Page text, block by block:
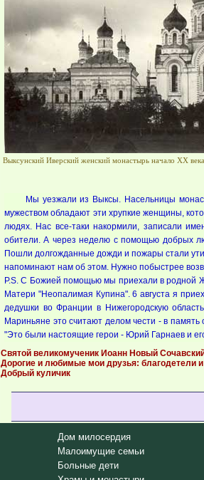
Выксунский Иверский женский монастырь начало XX
Мы уезжали из Выксы. Насельницы
мужеством обладают эти хрупкие женщины,
людях. Нас все-таки накормили, записали
обители. А через неделю с помощью добрых
Пошли долгожданные дожди и пожары стали
напоминают нам об этом. Нужно побыстрее
P.S. С Божией помощью мы приехали в родной
Матери "Неопалимая Купина". 6 августа я
дедушки во Франции в Нижегородскую
Мариньяне это считают делом чести - в
"Это были настоящие герои - Юрий Гарнаев и
Святой великомученик Иоанн Новый
Дорогие и любимые мои друзья: благодетели
Добрый куличик
Дом милосердия
Малоимущие семьи
Больные дети